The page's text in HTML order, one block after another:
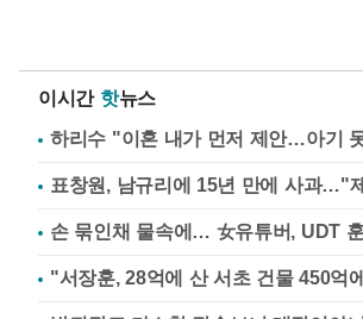
이시간 핫뉴스
하리수 "이혼 내가 먼저 제안…아기
표창원, 남규리에 15년 만에 사과…"
손 묶인채 물속에… 女유튜버, UDT
"서장훈, 28억에 산 서초 건물 450억